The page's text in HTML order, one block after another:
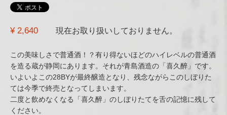
¥ 2,640 現在お取り扱いしておりません。
この美味しさで普通酒！？有り得ないほどのハイレベルの普通酒
を造る蔵が静岡にあります。それが青島酒造の「喜久醉」です。
いよいよこの28BYが最終醸造となり、残念ながらこのしぼりた
ては今季で終売となってしまいます。
二度と飲めなくなる「喜久醉」のしぼりたてを舌の記憶に残して
ください。